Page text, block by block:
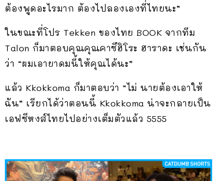
ต้องพูดอะไรมาก ต้องไปลองเองที่ไทยนะ”
ในขณะที่โปร Tekken ของไทย BOOK จากทีม
Talon ก็มาตอบคุณคุณคาซึฮิโระ ฮาราดะ เช่นกัน
ว่า “ผมเอายาดมนี้ให้คุณได้นะ”
แล้ว Kkokkoma ก็มาตอบว่า “ไม่ นายต้องเอาให้
ฉัน” เรียกได้ว่าตอนนี้ Kkokkoma น่าจะกลายเป็น
เอฟซีหงส์ไทยไปอย่างเต็มตัวแล้ว 5555